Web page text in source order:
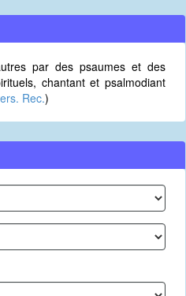
par des psaumes et des
chantant et psalmodiant
Rec.)